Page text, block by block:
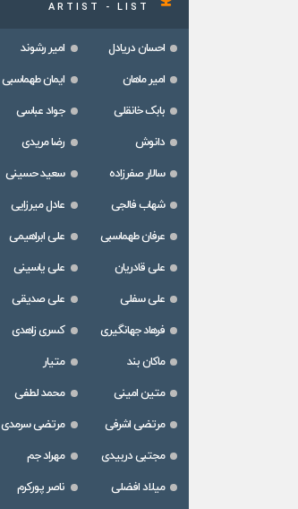
ARTIST - LIST
احسان دریادل
امیر رشوند
امیر ماهان
ایمان طهماسبی
بابک خانقلی
جواد عباسی
دانوش
رضا مریدی
سالار صفرزاده
سعید حسینی
شهاب فالجی
عادل میرزایی
عرفان طهماسبی
علی ابراهیمی
علی قادریان
علی یاسینی
علی سفلی
علی صدیقی
فرهاد جهانگیری
کسری زاهدی
ماکان بند
متیار
متین امینی
محمد لطفی
مرتضی اشرفی
مرتضی سرمدی
مجتبی دربیدی
مهراد جم
میلاد افضلی
ناصر پورکرم